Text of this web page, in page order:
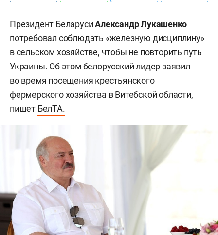
Президент БеларусиАлександр Лукашенко
потребовал соблюдать «железную дисциплину»
в сельском хозяйстве, чтобы не повторить путь
Украины. Об этом белорусский лидер заявил
во время посещения крестьянского
фермерского хозяйства в Витебской области,
пишет БелТА.